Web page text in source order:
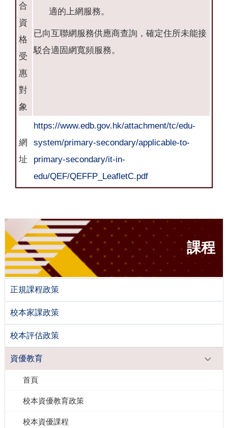
合
資
格
受
惠
對
象
適的上網服務。
已向互聯網服務供應商查詢，確定住所未能接
駁合適固網寬頻服務。
網
址
https://www.edb.gov.hk/attachment/tc/edu-
system/primary-secondary/applicable-to-
primary-secondary/it-in-
edu/QEF/QEFFP_LeafletC.pdf
課程
正規課程政策
校本家課政策
校本評估政策
資優教育
首頁
校本資優教育政策
校本資優課程